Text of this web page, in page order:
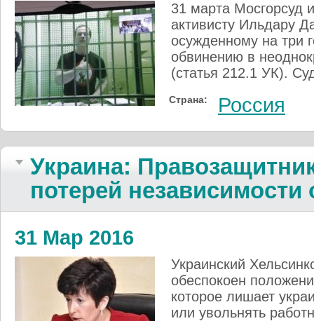
31 марта Мосгорсуд
активисту Ильдару
осужденному на три
обвинению в
(статья 212.1 УК).
Страна: Россия
Украина:
потерей
31 Мар 2016
Украинский
обеспокоен
которое лишает
или увольнять